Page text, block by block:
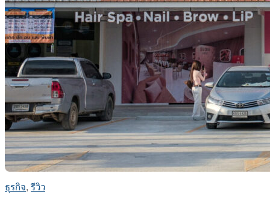
ธุรกิจ, รีวิว